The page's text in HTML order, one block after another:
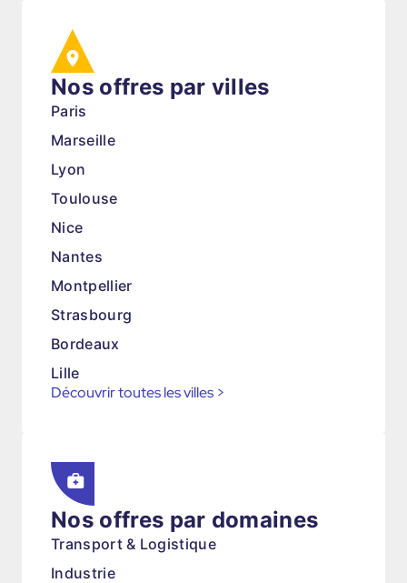
Nos offres par villes
Paris
Marseille
Lyon
Toulouse
Nice
Nantes
Montpellier
Strasbourg
Bordeaux
Lille
Découvrir toutes les villes >
Nos offres par domaines
Transport & Logistique
Industrie